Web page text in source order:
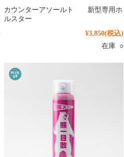
カウンターアソールト 新型専用ホ
ルスター
¥3,850(税込)
在庫 ○